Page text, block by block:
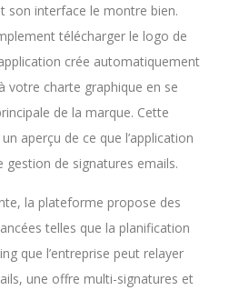
son interface le montre bien.
télécharger le logo de
crée automatiquement
votre charte graphique en se
de la marque. Cette
aperçu de ce que l’application
de signatures emails.
la plateforme propose des
telles que la planification
que l’entreprise peut relayer
une offre multi-signatures et